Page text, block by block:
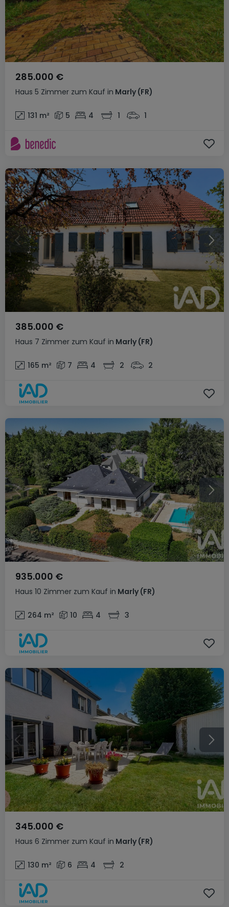
Haus 5 Zimmer zum Kauf in Marly (FR)
285.000 €
131 m² 5 4 1 1
Haus 7 Zimmer zum Kauf in Marly (FR)
385.000 €
165 m² 7 4 2 2
Haus 10 Zimmer zum Kauf in Marly (FR)
935.000 €
264 m² 10 4 3
Haus 6 Zimmer zum Kauf in Marly (FR)
345.000 €
130 m² 6 4 2